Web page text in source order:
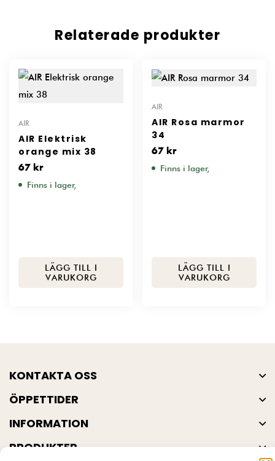
Relaterade produkter
AIR
AIR Elektrisk
orange mix 38
67 kr
Finns i lager,
LÄGG TILL I
VARUKORG
AIR
AIR Rosa marmor
34
67 kr
Finns i lager,
LÄGG TILL I
VARUKORG
KONTAKTA OSS
ÖPPETTIDER
INFORMATION
PRODUKTER